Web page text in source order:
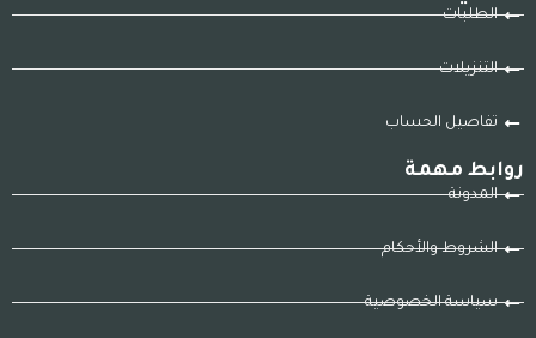
الطلبات
التنزيلات
تفاصيل الحساب
روابط مهمة
المدونة
الشروط والأحكام
سياسة الخصوصية